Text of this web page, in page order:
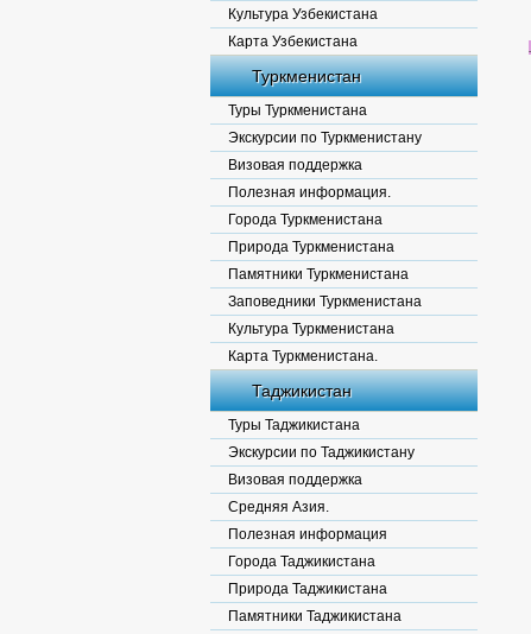
Культура Узбекистана
Карта Узбекистана
Туркменистан
Туры Туркменистана
Экскурсии по Туркменистану
Визовая поддержка
Полезная информация.
Города Туркменистана
Природа Туркменистана
Памятники Туркменистана
Заповедники Туркменистана
Культура Туркменистана
Карта Туркменистана.
Таджикистан
Туры Таджикистана
Экскурсии по Таджикистану
Визовая поддержка
Средняя Азия.
Полезная информация
Города Таджикистана
Природа Таджикистана
Памятники Таджикистана